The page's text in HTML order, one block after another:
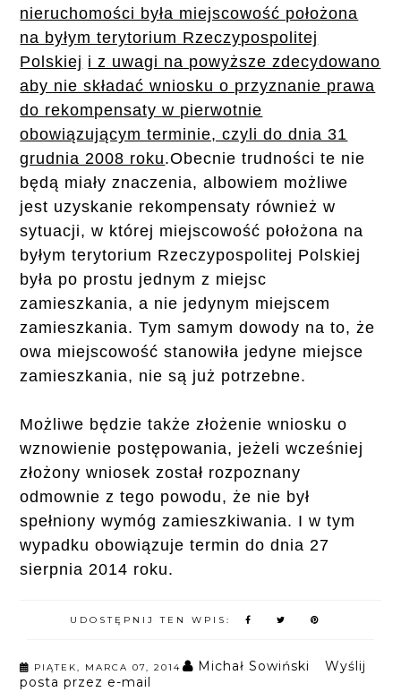
nieruchomości była miejscowość położona
na byłym terytorium Rzeczypospolitej
Polskiej i z uwagi na powyższe zdecydowano
aby nie składać wniosku o przyznanie prawa
do rekompensaty w pierwotnie
obowiązującym terminie, czyli do dnia 31
grudnia 2008 roku.Obecnie trudności te nie
będą miały znaczenia, albowiem możliwe
jest uzyskanie rekompensaty również w
sytuacji, w której miejscowość położona na
byłym terytorium Rzeczypospolitej Polskiej
była po prostu jednym z miejsc
zamieszkania, a nie jedynym miejscem
zamieszkania. Tym samym dowody na to, że
owa miejscowość stanowiła jedyne miejsce
zamieszkania, nie są już potrzebne.
Możliwe będzie także złożenie wniosku o
wznowienie postępowania, jeżeli wcześniej
złożony wniosek został rozpoznany
odmownie z tego powodu, że nie był
spełniony wymóg zamieszkiwania. I w tym
wypadku obowiązuje termin do dnia 27
sierpnia 2014 roku.
UDOSTĘPNIJ TEN WPIS:
Michał Sowiński
PIĄTEK, MARCA 07, 2014
Wyślij
posta przez e-mail